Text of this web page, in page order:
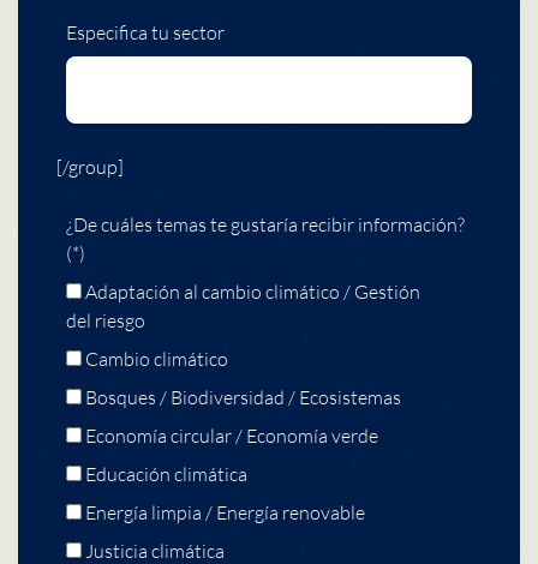
Especifica tu sector
[/group]
¿De cuáles temas te gustaría recibir información?
(*)
Adaptación al cambio climático / Gestión
del riesgo
Cambio climático
Bosques / Biodiversidad / Ecosistemas
Economía circular / Economía verde
Educación climática
Energía limpia / Energía renovable
Justicia climática